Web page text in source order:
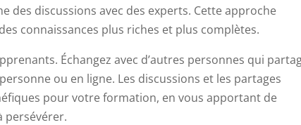
des discussions avec des experts. Cette approche
connaissances plus riches et plus complètes.
Échangez avec d’autres personnes qui
ou en ligne. Les discussions et les partages
pour votre formation, en vous apportant de
persévérer.